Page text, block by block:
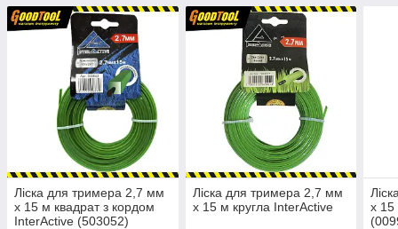
Ліска для тримера 2,7 мм
х 15 м квадрат з кордом
InterActive (503052)
Ліска для тримера 2,7 мм
х 15 м кругла InterActive
х 15